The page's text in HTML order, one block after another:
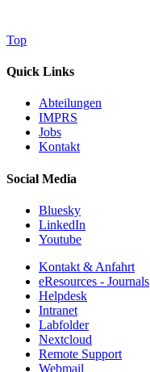
Top
Quick Links
Abteilungen
IMPRS
Jobs
Kontakt
Social Media
Bluesky
LinkedIn
Youtube
Kontakt & Anfahrt
eResources - Journals
Helpdesk
Intranet
Labfolder
Nextcloud
Remote Support
Webmail